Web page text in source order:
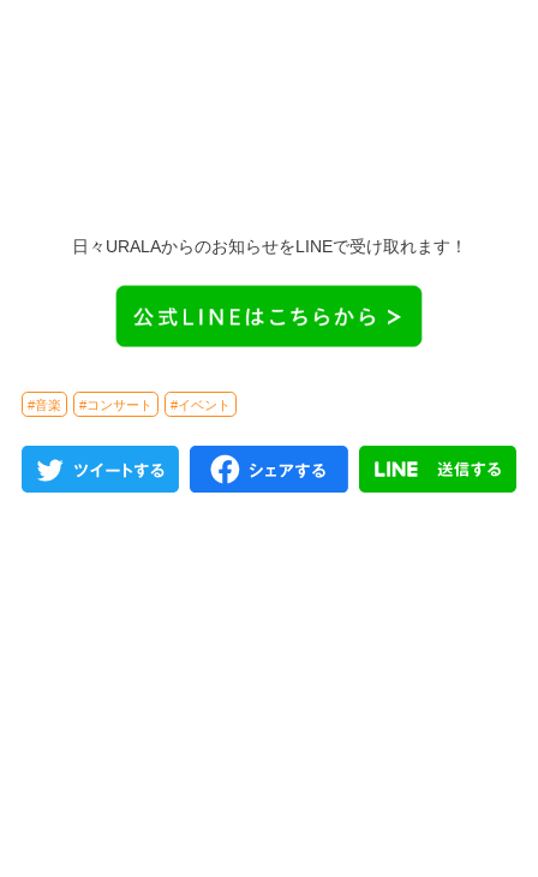
日々URALAからのお知らせをLINEで受け取れます！
#音楽 #コンサート #イベント